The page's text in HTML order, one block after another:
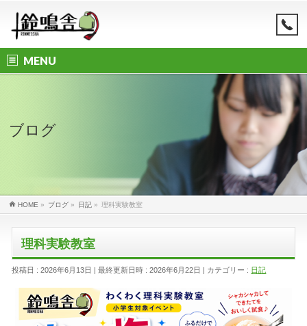
MENU
ブログ
HOME » ブログ » 日記 » 理科実験教室
理科実験教室
投稿日 : 2026年6月13日 最終更新日時 : 2026年6月22日 カテゴリー : 日記